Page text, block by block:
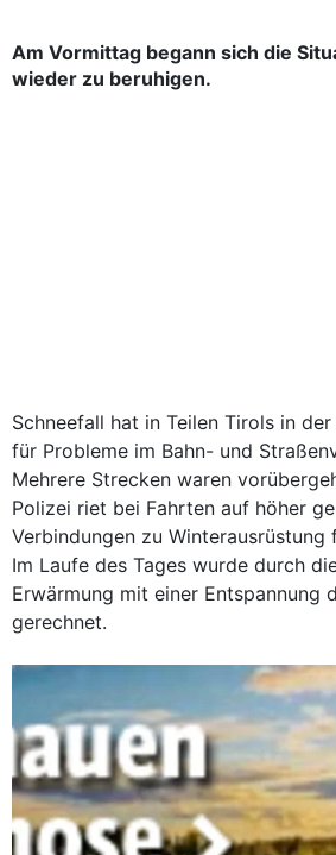
Am Vormittag begann sich die
wieder zu beruhigen.
Schneefall hat in Teilen Tirols in
für Probleme im Bahn- und
Mehrere Strecken waren
Polizei riet bei Fahrten auf höher
Verbindungen zu Winterausrüstung
Im Laufe des Tages wurde durch
Erwärmung mit einer Entspannung
gerechnet.